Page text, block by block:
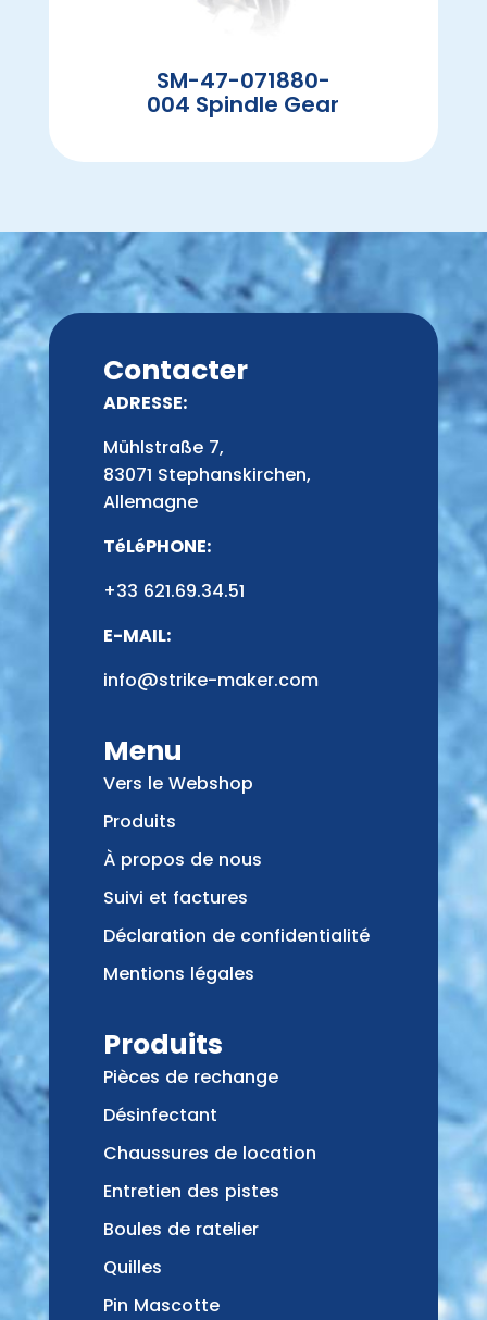
SM-47-071880-
004 Spindle Gear
Contacter
ADRESSE:
Mühlstraße 7,
83071 Stephanskirchen,
Allemagne
TéLéPHONE:
+33 621.69.34.51
E-MAIL:
info@strike-maker.com
Menu
Vers le Webshop
Produits
À propos de nous
Suivi et factures
Déclaration de confidentialité
Mentions légales
Produits
Pièces de rechange
Désinfectant
Chaussures de location
Entretien des pistes
Boules de ratelier
Quilles
Pin Mascotte